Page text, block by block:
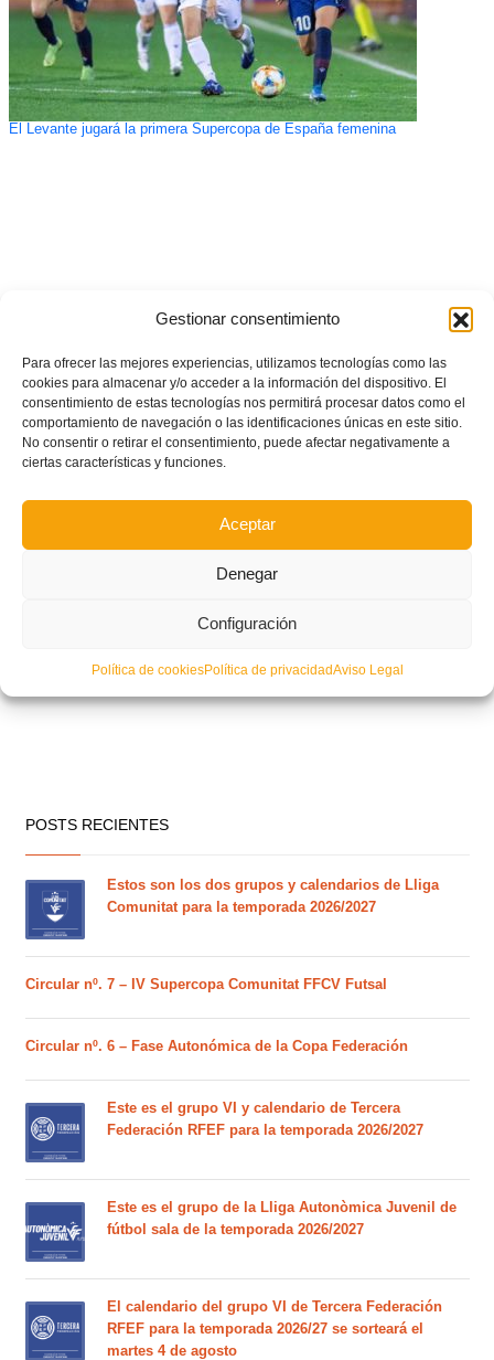
Gestionar consentimiento
Para ofrecer las mejores experiencias, utilizamos tecnologías como las
cookies para almacenar y/o acceder a la información del dispositivo. El
consentimiento de estas tecnologías nos permitirá procesar datos como el
comportamiento de navegación o las identificaciones únicas en este sitio.
No consentir o retirar el consentimiento, puede afectar negativamente a
ciertas características y funciones.
Aceptar
Denegar
Configuración
Política de cookiesPolítica de privacidadAviso Legal
El Levante jugará la primera Supercopa de España femenina
POSTS RECIENTES
Estos son los dos grupos y calendarios de Lliga
Comunitat para la temporada 2026/2027
Circular nº. 7 – IV Supercopa Comunitat FFCV Futsal
Circular nº. 6 – Fase Autonómica de la Copa Federación
Este es el grupo VI y calendario de Tercera
Federación RFEF para la temporada 2026/2027
Este es el grupo de la Lliga Autonòmica Juvenil de
fútbol sala de la temporada 2026/2027
El calendario del grupo VI de Tercera Federación
RFEF para la temporada 2026/27 se sorteará el
martes 4 de agosto